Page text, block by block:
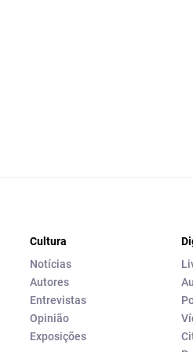
Cultura
Notícias
Autores
Entrevistas
Opinião
Exposições